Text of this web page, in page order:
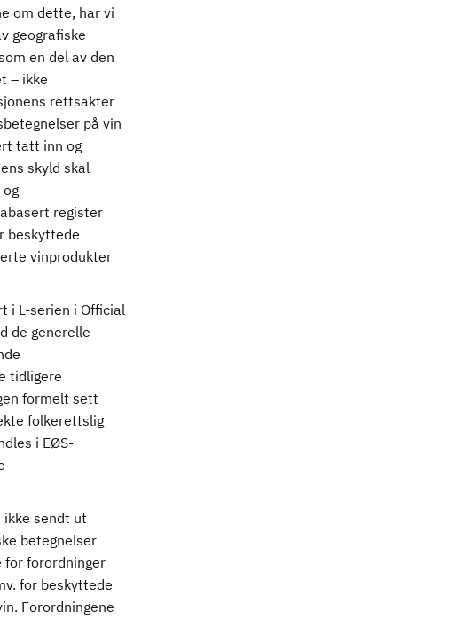
om dette, har vi
geografiske
en del av den
– ikke
rettsakter
på vin
tatt inn og
skyld skal
register
beskyttede
vinprodukter
i L-serien i Official
de generelle
tidligere
formelt sett
folkerettslig
i EØS-
sendt ut
betegnelser
for forordninger
for beskyttede
Forordningene